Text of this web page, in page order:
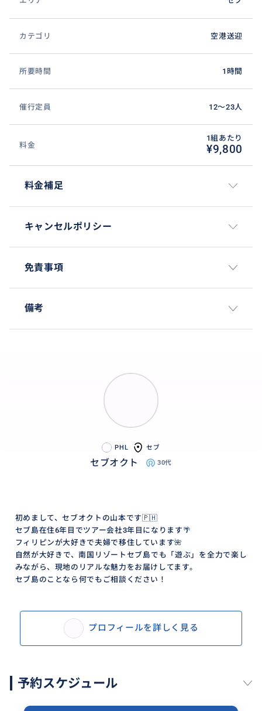
カテゴリ 空港送迎
所要時間 1時間
催行定員 12〜23人
料金
1組あたり
¥9,800
料金補足
キャンセルポリシー
免責事項
備考
PHL セブ
セブオクト 30代
初めまして、セブオクトの山本です🇵🇭
セブ島在住6年目でツアー会社3年目になります🌴
フィリピンが大好きで夫婦で移住しています🌺
自然が大好きで、南国リゾートセブ島でも「遊ぶ」を全力で楽し
みながら、現地のリアルな魅力をお届けしてます。
セブ島のことなら何でもご相談ください！
プロフィールを詳しく見る
予約スケジュール